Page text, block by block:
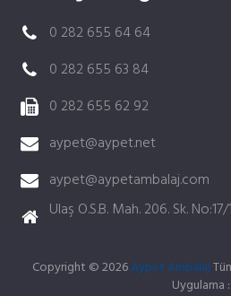
0 282 655 64 64
0 282 655 63 84
0 282 655 62 92
aypet@aypet.net
aypet@aypetambalaj.com
Ulaş O.S.B. Mah. 206. Sk.
Copyright © 2026Aypet Ambalaj
Uygulama :